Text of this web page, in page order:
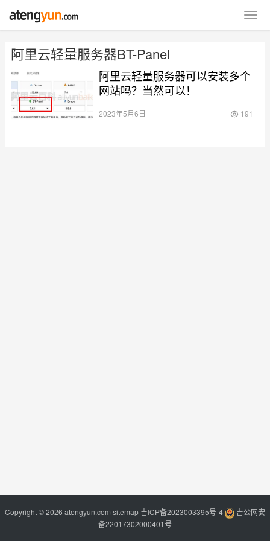
阿里云轻量服务器BT-Panel
阿里云轻量服务器可以安装多个
网站吗？当然可以！
2023年5月6日 191
Copyright © 2026 atengyun.com sitemap吉ICP备2023003395号-4
吉公网安
备22017302000401号